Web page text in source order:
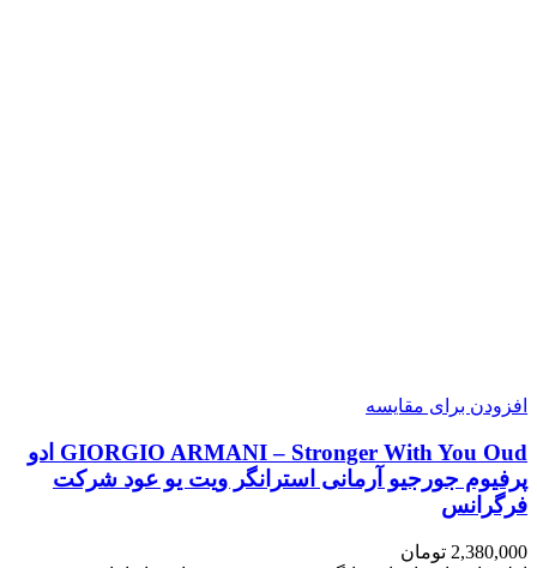
افزودن برای مقایسه
GIORGIO ARMANI – Stronger With You Oud ادو
پرفیوم جورجیو آرمانی استرانگر ویت یو عود شرکت
فرگرانس
2,380,000 تومان